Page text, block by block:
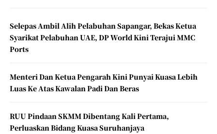
Selepas Ambil Alih Pelabuhan Sapangar, Bekas Ketua
Syarikat Pelabuhan UAE, DP World Kini Terajui MMC
Ports
Menteri Dan Ketua Pengarah Kini Punyai Kuasa Lebih
Luas Ke Atas Kawalan Padi Dan Beras
RUU Pindaan SKMM Dibentang Kali Pertama,
Perluaskan Bidang Kuasa Suruhanjaya